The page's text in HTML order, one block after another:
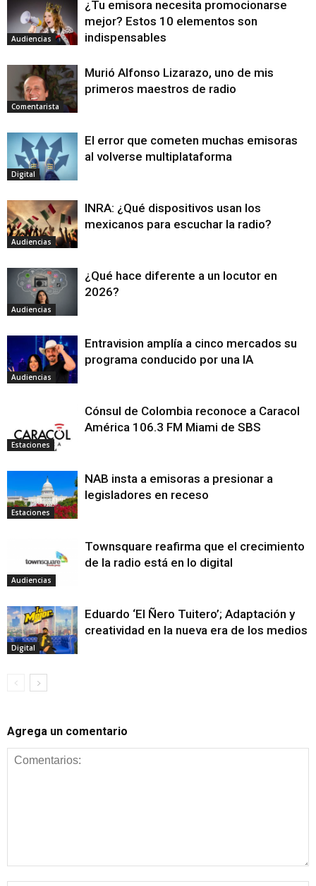
Audiencias
¿Tu emisora necesita promocionarse
mejor? Estos 10 elementos son
indispensables
Comentarista
Murió Alfonso Lizarazo, uno de mis
primeros maestros de radio
Digital
El error que cometen muchas emisoras
al volverse multiplataforma
Audiencias
INRA: ¿Qué dispositivos usan los
mexicanos para escuchar la radio?
Audiencias
¿Qué hace diferente a un locutor en
2026?
Audiencias
Entravision amplía a cinco mercados su
programa conducido por una IA
Estaciones
Cónsul de Colombia reconoce a Caracol
América 106.3 FM Miami de SBS
Estaciones
NAB insta a emisoras a presionar a
legisladores en receso
Audiencias
Townsquare reafirma que el crecimiento
de la radio está en lo digital
Digital
Eduardo ‘El Ñero Tuitero’; Adaptación y
creatividad en la nueva era de los medios
Agrega un comentario